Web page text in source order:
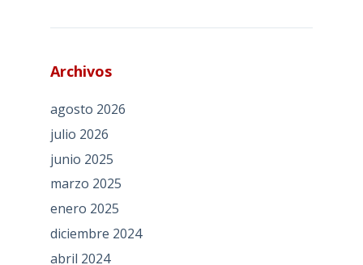
Archivos
agosto 2026
julio 2026
junio 2025
marzo 2025
enero 2025
diciembre 2024
abril 2024